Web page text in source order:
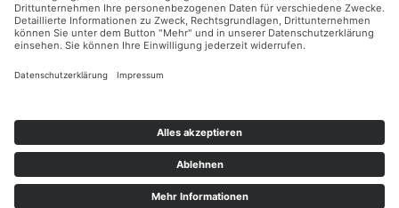
Ladengeschäft
Newsletter
Facebook Instagram
Alle Preise inkl. gesetzl. Mehrwertsteuer zzgl.
Nachnahmegebühren, wenn nicht anders angegeben.